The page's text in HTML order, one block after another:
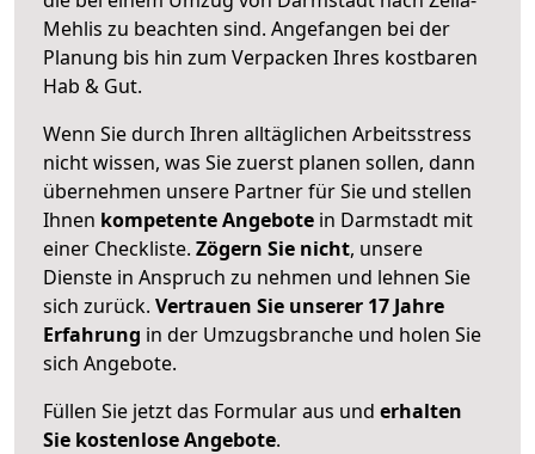
Mehlis zu beachten sind. Angefangen bei der
Planung bis hin zum Verpacken Ihres kostbaren
Hab & Gut.
Wenn Sie durch Ihren alltäglichen Arbeitsstress
nicht wissen, was Sie zuerst planen sollen, dann
übernehmen unsere Partner für Sie und stellen
Ihnen kompetente Angebote in Darmstadt mit
einer Checkliste. Zögern Sie nicht, unsere
Dienste in Anspruch zu nehmen und lehnen Sie
sich zurück. Vertrauen Sie unserer 17 Jahre
Erfahrung in der Umzugsbranche und holen Sie
sich Angebote.
Füllen Sie jetzt das Formular aus und erhalten
Sie kostenlose Angebote.